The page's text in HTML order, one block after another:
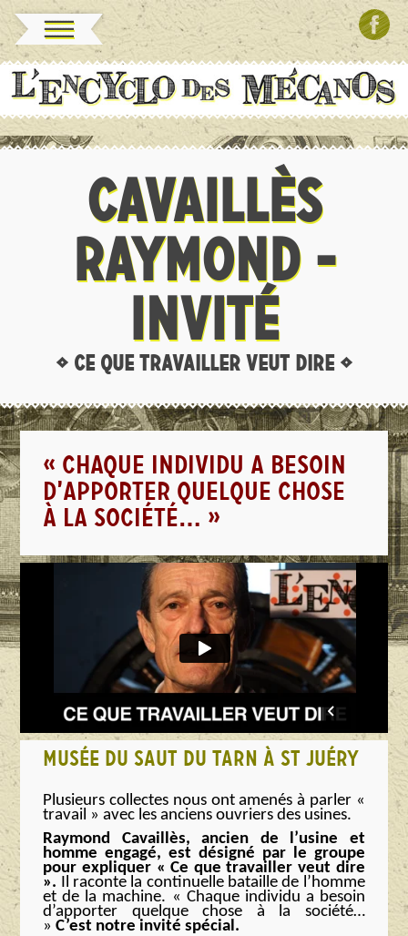
CAVAILLÈS
RAYMOND -
INVITÉ
• CE QUE TRAVAILLER VEUT DIRE •
« CHAQUE INDIVIDU A BESOIN
D’APPORTER QUELQUE CHOSE
À LA SOCIÉTÉ… »
MUSÉE DU SAUT DU TARN À ST JUÉRY
Plusieurs collectes nous ont amenés à parler «
travail » avec les anciens ouvriers des usines.
Raymond Cavaillès, ancien de l’usine et
homme engagé, est désigné par le groupe
pour expliquer « Ce que travailler veut dire
». Il raconte la continuelle bataille de l’homme
et de la machine. « Chaque individu a besoin
d’apporter quelque chose à la société…
» C’est notre invité spécial.